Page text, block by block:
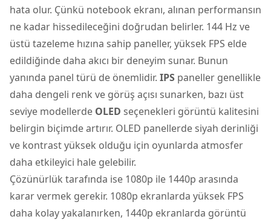
hata olur. Çünkü notebook ekranı, alınan performansın
ne kadar hissedileceğini doğrudan belirler. 144 Hz ve
üstü tazeleme hızına sahip paneller, yüksek FPS elde
edildiğinde daha akıcı bir deneyim sunar. Bunun
yanında panel türü de önemlidir. IPS paneller genellikle
daha dengeli renk ve görüş açısı sunarken, bazı üst
seviye modellerde OLED seçenekleri görüntü kalitesini
belirgin biçimde artırır. OLED panellerde siyah derinliği
ve kontrast yüksek olduğu için oyunlarda atmosfer
daha etkileyici hale gelebilir.
Çözünürlük tarafında ise 1080p ile 1440p arasında
karar vermek gerekir. 1080p ekranlarda yüksek FPS
daha kolay yakalanırken, 1440p ekranlarda görüntü